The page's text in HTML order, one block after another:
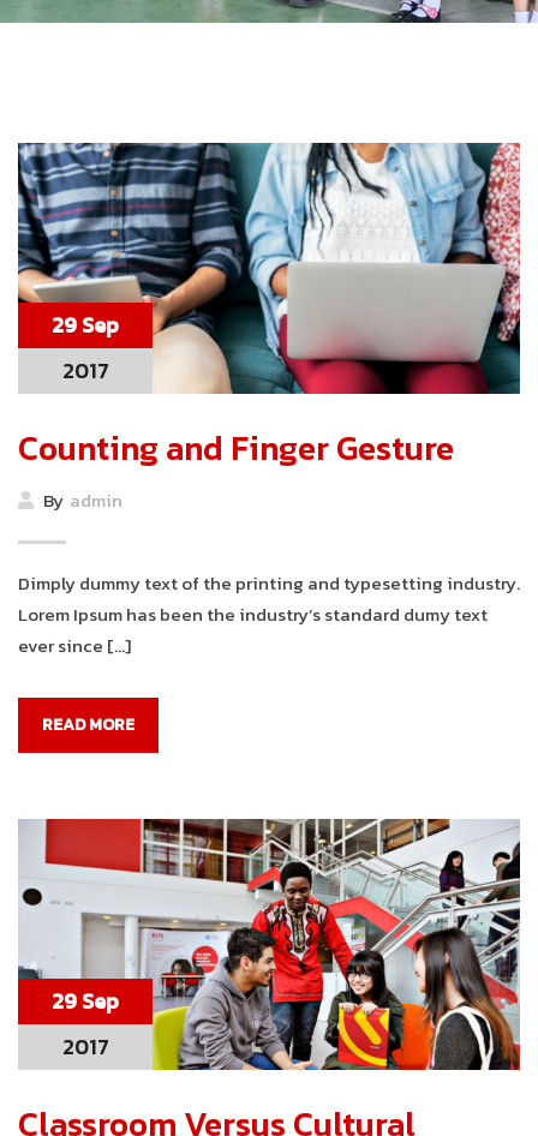
29 Sep
2017
Counting and Finger Gesture
By admin
Dimply dummy text of the printing and typesetting industry.
Lorem Ipsum has been the industry’s standard dumy text
ever since […]
READ MORE
29 Sep
2017
Classroom Versus Cultural